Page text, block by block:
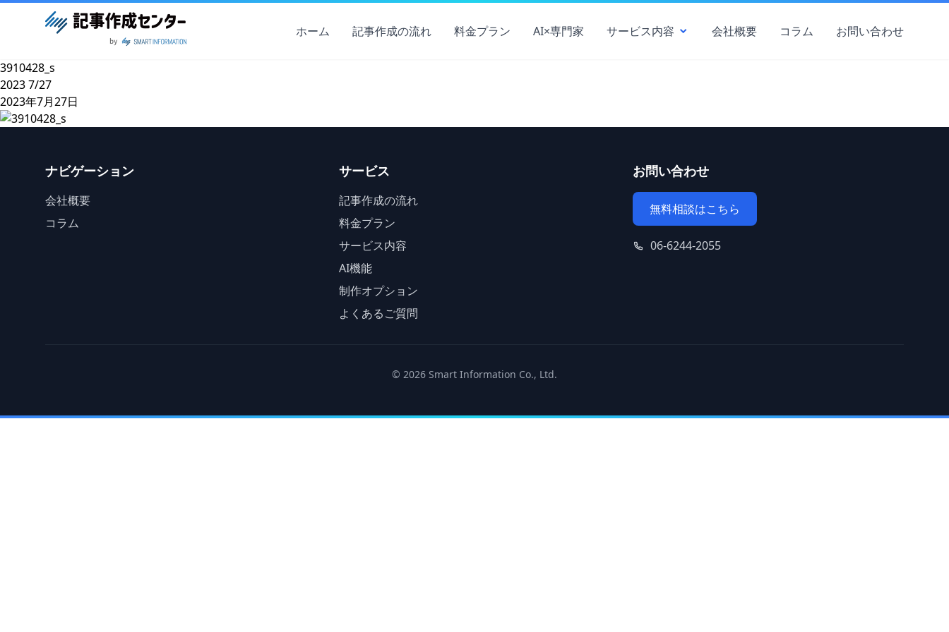
ホーム 記事作成の流れ 料金プラン AI×専門家 サービス内容 会社概要 コラム お問い合わせ
3910428_s
20237/27
2023年7月27日
ナビゲーション
会社概要
コラム
サービス
記事作成の流れ
料金プラン
サービス内容
AI機能
制作オプション
よくあるご質問
お問い合わせ
無料相談はこちら
06-6244-2055
© 2026 Smart Information Co., Ltd.